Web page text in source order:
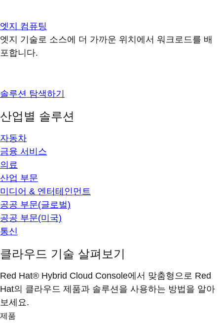
엣지 컴퓨팅
엣지 기술로 소스에 더 가까운 위치에서 워크로드를 배
포합니다.
솔루션 탐색하기
산업별 솔루션
자동차
금융 서비스
의료
산업 부문
미디어 & 엔터테인먼트
공공 부문(글로벌)
공공 부문(미국)
통신
클라우드 기술 살펴보기
Red Hat® Hybrid Cloud Console에서 맞춤형으로 Red
Hat의 클라우드 제품과 솔루션을 사용하는 방법을 알아
보세요.
제품